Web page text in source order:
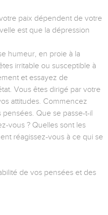
paix dépendent de votre
est que la dépression
humeur, en proie à la
irritable ou susceptible à
et essayez de
Vous êtes dirigé par votre
attitudes. Commencez
Que se passe-t-il
vous ? Quelles sont les
réagissez-vous à ce qui se
de vos pensées et des